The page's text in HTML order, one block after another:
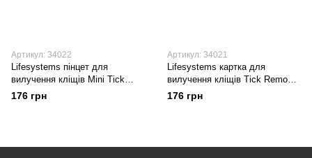
Артикул: 34022
Lifesystems пінцет для
вилучення кліщів Mini Tick
Remover
176 грн
Артикул: 34021
Lifesystems картка для
вилучення кліщів Tick Removal
Mini Tool
176 грн